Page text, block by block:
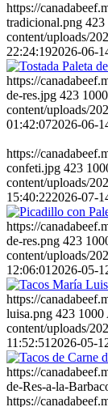
https://
tradicional.png 423
content/uploads/
22:24:192026-06-
https://
de-res.jpg 423 1000
content/uploads/
01:42:072026-06-
https://
confeti.jpg 423
content/uploads/
15:40:222026-07-
https://
de-res.png 423
content/uploads/
12:06:01 2026-05-
https://
luisa.png 423 1000
content/uploads/
11:52:51 2026-05-
https://
de-Res-a-la-
https://